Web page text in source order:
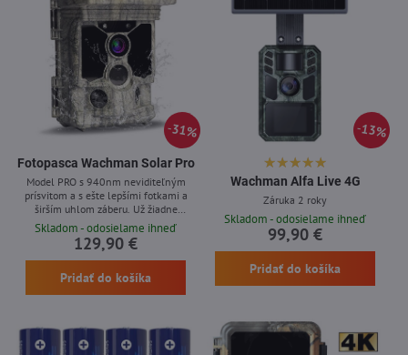
31%
Fotopasca Wachman Solar Pro
Model PRO s 940nm neviditeľným
prísvitom a s ešte lepšími fotkami a
širším uhlom záberu. Už žiadne
kupovanie a vymieňanie bateriek -
solárna fotopasca Wachman Solar so
zabudovaným solárnym panelom a SK
menu
Skladom - odosielame ihneď
129,90 €
Pridať do košíka
13%
Wachman Alfa Live 4G
Záruka 2 roky
Skladom - odosielame ihneď
99,90 €
Pridať do košíka